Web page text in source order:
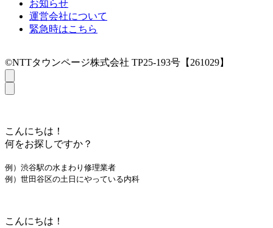
お知らせ
運営会社について
緊急時はこちら
©NTTタウンページ株式会社 TP25-193号【261029】
こんにちは！
何をお探しですか？
例）渋谷駅の水まわり修理業者
例）世田谷区の土日にやっている内科
こんにちは！